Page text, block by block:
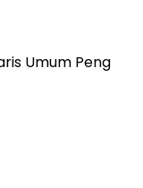
Umum Peng